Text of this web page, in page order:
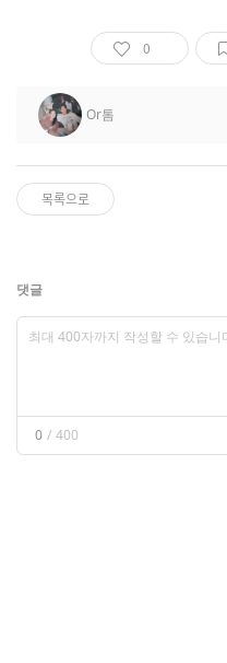
0
Or톰
목록으로
댓글
0 / 400